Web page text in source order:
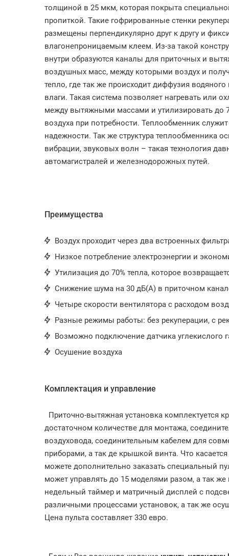
толщиной в 25 мкм, которая покрыта
пропиткой. Такие гофрированные стенки
размещены перпендикулярно друг к другу и
влагонепроницаемым клеем. Из-за такой
внутри образуются каналы для приточных и
воздушных масс, между которыми воздух и
тепло, где так же происходит диффузия водяного
влаги. Такая система позволяет нагревать или
между вытяжными массами и утилизировать до
воздуха при потребности. Теплообменник
надежности. Так же структура теплообменника
вибрации, звуковых волн – такая технология
автомагистралей и железнодорожных путей.
Преимущества
Воздух проходит через два встроенных
Низкое потребление электроэнергии и
Утилизация до 70% тепла, которое
Снижение шума на 30 дБ(А) в приточном
Четыре скорости вентилятора с расходом
Разные режимы работы: без рекуперации, с
Возможно подключение датчика углекислого
Осушение воздуха
Комплектация и управление
Приточно-вытяжная установка комплектуется
достаточном количестве для монтажа,
воздуховода, соединительным кабелем для
приборами, а так де крышкой винта. Что
можете дополнительно заказать специальный
может управлять до 15 моделями разом, а так
недельный таймер и матричный дисплей с
различными процессами установок, а так же
Цена пульта составляет 330 евро.